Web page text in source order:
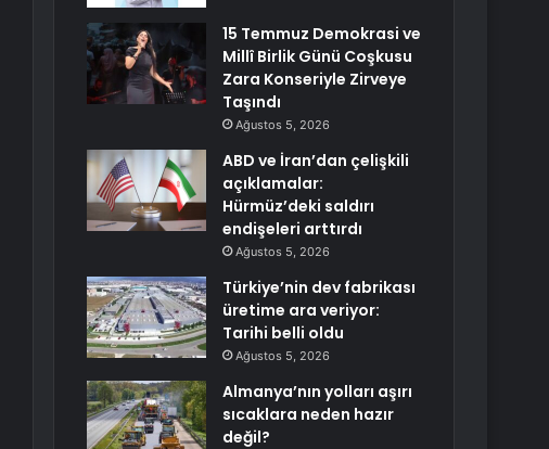
15 Temmuz Demokrasi ve
Millî Birlik Günü Coşkusu
Zara Konseriyle Zirveye
Taşındı
Ağustos 5, 2026
ABD ve İran’dan çelişkili
açıklamalar:
Hürmüz’deki saldırı
endişeleri arttırdı
Ağustos 5, 2026
Türkiye’nin dev fabrikası
üretime ara veriyor:
Tarihi belli oldu
Ağustos 5, 2026
Almanya’nın yolları aşırı
sıcaklara neden hazır
değil?